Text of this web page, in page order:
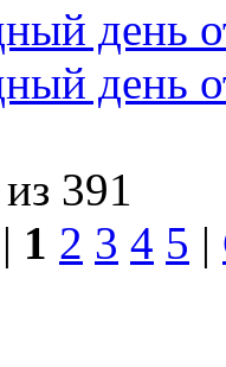
день
день
391
1 2 3 4 5 |